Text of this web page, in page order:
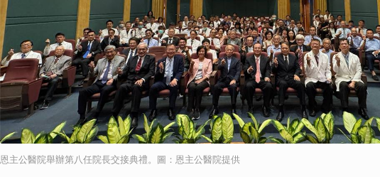
恩主公醫院舉辦第八任院長交接典禮。圖：恩主公醫院提供